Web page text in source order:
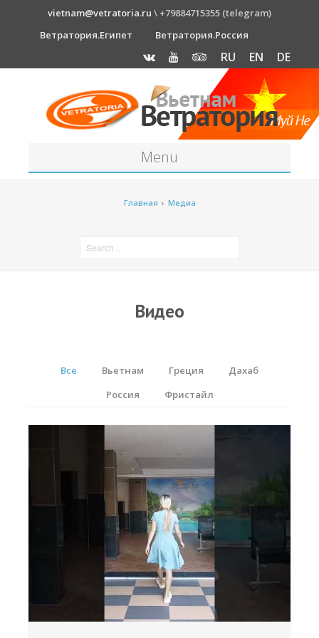
vietnam@vetratoria.ru \ +79884715355 (telegram)
Ветратория.Египет
Ветратория.Россия
RU EN DE
Menu
RRD Russian Cup
Новости
Видео
Места катания
Наши станции
Ветратория.Дахаб
Ветратория Россия
Ветратория.Вьетнам
Цены
Главная › Медиа
Видео
Все Вьетнам Греция
Дахаб
Россия
Фристайл